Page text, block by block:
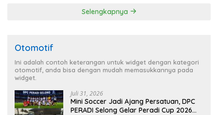
Selengkapnya
Otomotif
Ini adalah contoh keterangan untuk widget dengan kategori
otomotif, anda bisa dengan mudah memasukkannya pada
widget.
Juli 31, 2026
Mini Soccer Jadi Ajang Persatuan, DPC
PERADI Selong Gelar Peradi Cup 2026